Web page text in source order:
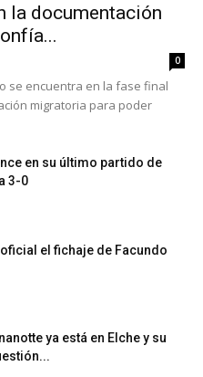
la documentación
0
se encuentra en la fase final
migratoria para poder
en su último partido de
3-0
oficial el fichaje de Facundo
ya está en Elche y su